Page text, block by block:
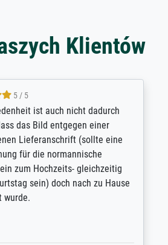
Klientów
/ 5
ist auch nicht dadurch
das Bild entgegen einer
Lieferanschrift (sollte eine
für die normannische
zum Hochzeits- gleichzeitig
sein) doch nach zu Hause